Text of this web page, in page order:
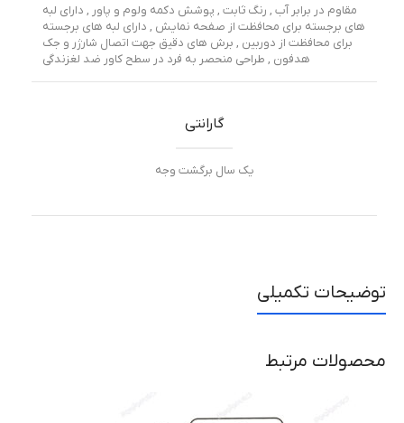
مقاوم در برابر آب , رنگ ثابت , پوشش دکمه ولوم و پاور , دارای لبه
های برجسته برای محافظت از صفحه نمایش , دارای لبه های برجسته
برای محافظت از دوربین , برش های دقیق جهت اتصال شارژر و جک
هدفون , طراحی منحصر به فرد در سطح کاور ضد لغزندگی
گارانتی
یک سال برگشت وجه
توضیحات تکمیلی
محصولات مرتبط